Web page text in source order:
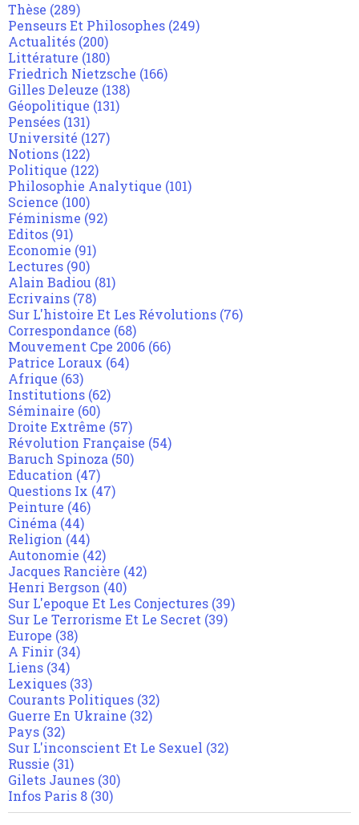
Thèse (289)
Penseurs Et Philosophes (249)
Actualités (200)
Littérature (180)
Friedrich Nietzsche (166)
Gilles Deleuze (138)
Géopolitique (131)
Pensées (131)
Université (127)
Notions (122)
Politique (122)
Philosophie Analytique (101)
Science (100)
Féminisme (92)
Editos (91)
Economie (91)
Lectures (90)
Alain Badiou (81)
Ecrivains (78)
Sur L'histoire Et Les Révolutions (76)
Correspondance (68)
Mouvement Cpe 2006 (66)
Patrice Loraux (64)
Afrique (63)
Institutions (62)
Séminaire (60)
Droite Extrême (57)
Révolution Française (54)
Baruch Spinoza (50)
Education (47)
Questions Ix (47)
Peinture (46)
Cinéma (44)
Religion (44)
Autonomie (42)
Jacques Rancière (42)
Henri Bergson (40)
Sur L'epoque Et Les Conjectures (39)
Sur Le Terrorisme Et Le Secret (39)
Europe (38)
A Finir (34)
Liens (34)
Lexiques (33)
Courants Politiques (32)
Guerre En Ukraine (32)
Pays (32)
Sur L'inconscient Et Le Sexuel (32)
Russie (31)
Gilets Jaunes (30)
Infos Paris 8 (30)